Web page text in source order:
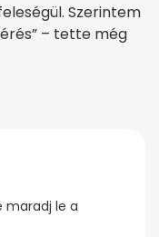
Szerintem
– tette még
maradj le a